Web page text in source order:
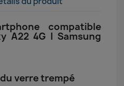
compatible
A22 4G | Samsung
verre trempé